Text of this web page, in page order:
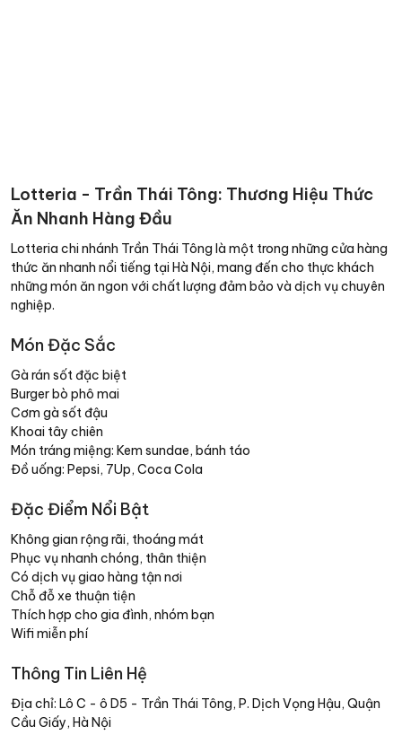
Lotteria - Trần Thái Tông: Thương Hiệu Thức
Ăn Nhanh Hàng Đầu
Lotteria chi nhánh Trần Thái Tông là một trong những cửa hàng
thức ăn nhanh nổi tiếng tại Hà Nội, mang đến cho thực khách
những món ăn ngon với chất lượng đảm bảo và dịch vụ chuyên
nghiệp.
Món Đặc Sắc
Gà rán sốt đặc biệt
Burger bò phô mai
Cơm gà sốt đậu
Khoai tây chiên
Món tráng miệng: Kem sundae, bánh táo
Đồ uống: Pepsi, 7Up, Coca Cola
Đặc Điểm Nổi Bật
Không gian rộng rãi, thoáng mát
Phục vụ nhanh chóng, thân thiện
Có dịch vụ giao hàng tận nơi
Chỗ đỗ xe thuận tiện
Thích hợp cho gia đình, nhóm bạn
Wifi miễn phí
Thông Tin Liên Hệ
Địa chỉ: Lô C - ô D5 - Trần Thái Tông, P. Dịch Vọng Hậu, Quận
Cầu Giấy, Hà Nội